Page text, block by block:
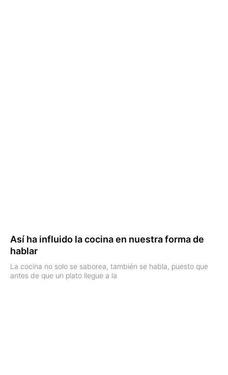
Así ha influido la cocina en nuestra forma de
hablar
La cocina no solo se saborea, también se habla, puesto que
antes de que un plato llegue a la